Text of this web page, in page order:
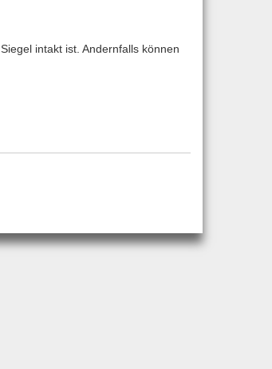
intakt ist. Andernfalls können